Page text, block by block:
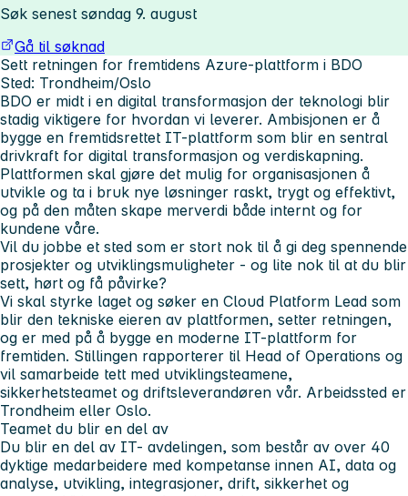
Søk senest søndag 9. august
Gå til søknad
Sett retningen for fremtidens Azure-plattform i BDO
Sted: Trondheim/Oslo
BDO er midt i en digital transformasjon der teknologi blir
stadig viktigere for hvordan vi leverer. Ambisjonen er å
bygge en fremtidsrettet IT-plattform som blir en sentral
drivkraft for digital transformasjon og verdiskapning.
Plattformen skal gjøre det mulig for organisasjonen å
utvikle og ta i bruk nye løsninger raskt, trygt og effektivt,
og på den måten skape merverdi både internt og for
kundene våre.
Vil du jobbe et sted som er stort nok til å gi deg spennende
prosjekter og utviklingsmuligheter - og lite nok til at du blir
sett, hørt og få påvirke?
Vi skal styrke laget og søker en Cloud Platform Lead som
blir den tekniske eieren av plattformen, setter retningen,
og er med på å bygge en moderne IT-plattform for
fremtiden. Stillingen rapporterer til Head of Operations og
vil samarbeide tett med utviklingsteamene,
sikkerhetsteamet og driftsleverandøren vår. Arbeidssted er
Trondheim eller Oslo.
Teamet du blir en del av
Du blir en del av IT- avdelingen, som består av over 40
dyktige medarbeidere med kompetanse innen AI, data og
analyse, utvikling, integrasjoner, drift, sikkerhet og